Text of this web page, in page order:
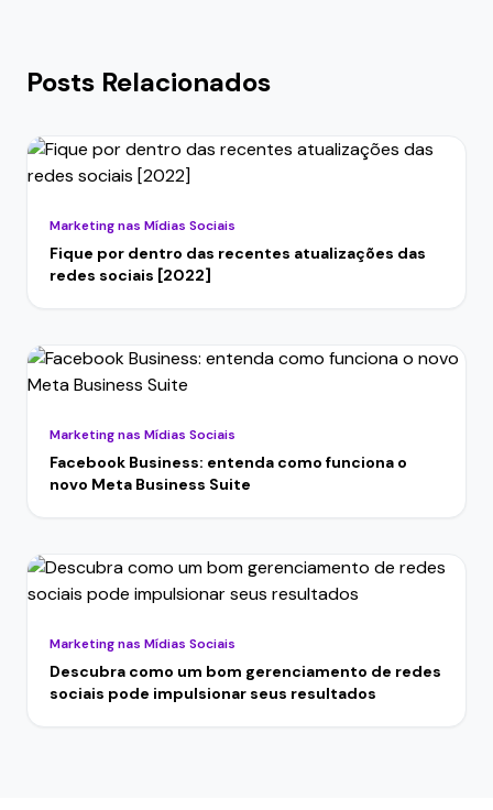
Posts Relacionados
Marketing nas Mídias Sociais
Fique por dentro das recentes atualizações das
redes sociais [2022]
Marketing nas Mídias Sociais
Facebook Business: entenda como funciona o
novo Meta Business Suite
Marketing nas Mídias Sociais
Descubra como um bom gerenciamento de redes
sociais pode impulsionar seus resultados